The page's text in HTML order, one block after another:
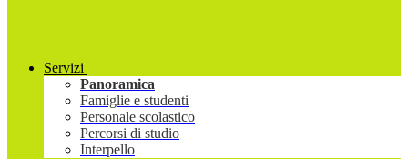
Servizi
Panoramica
Famiglie e studenti
Personale scolastico
Percorsi di studio
Interpello